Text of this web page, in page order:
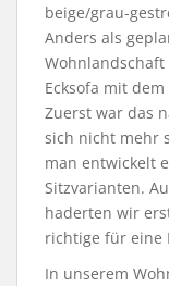
beige/grau-
Anders als
Wohnlandschaft
Ecksofa mit
Zuerst war das
sich nicht mehr
man entwickelt
Sitzvarianten.
haderten wir
richtige für eine
In unserem